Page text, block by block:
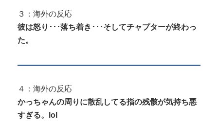
３：海外の反応
彼は怒り･･･落ち着き･･･そしてチャプターが終わっ
た。
４：海外の反応
かっちゃんの周りに散乱してる指の残骸が気持ち悪
すぎる。lol